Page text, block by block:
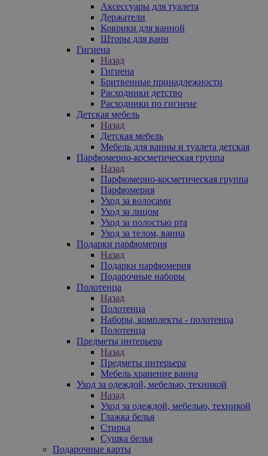
Аксессуары для туалета
Держатели
Коврики для ванной
Шторы для ванн
Гигиена
Назад
Гигиена
Бритвенные принадлежности
Расходники детство
Расходники по гигиене
Детская мебель
Назад
Детская мебель
Мебель для ванны и туалета детская
Парфюмерно-косметическая группа
Назад
Парфюмерно-косметическая группа
Парфюмерия
Уход за волосами
Уход за лицом
Уход за полостью рта
Уход за телом, ванна
Подарки парфюмерия
Назад
Подарки парфюмерия
Подарочные наборы
Полотенца
Назад
Полотенца
Наборы, комплекты - полотенца
Полотенца
Предметы интерьера
Назад
Предметы интерьера
Мебель хранение ванна
Уход за одеждой, мебелью, техникой
Назад
Уход за одеждой, мебелью, техникой
Глажка белья
Стирка
Сушка белья
Подарочные карты